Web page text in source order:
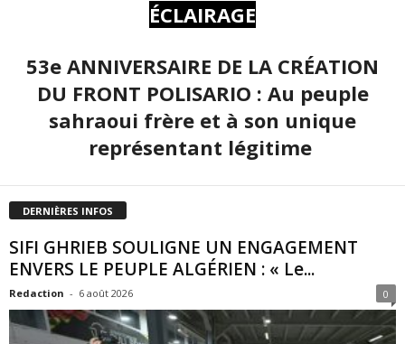
ÉCLAIRAGE
53e ANNIVERSAIRE DE LA CRÉATION
DU FRONT POLISARIO : Au peuple
sahraoui frère et à son unique
représentant légitime
DERNIÈRES INFOS
SIFI GHRIEB SOULIGNE UN ENGAGEMENT
ENVERS LE PEUPLE ALGÉRIEN : « Le...
Redaction - 6 août 2026 0